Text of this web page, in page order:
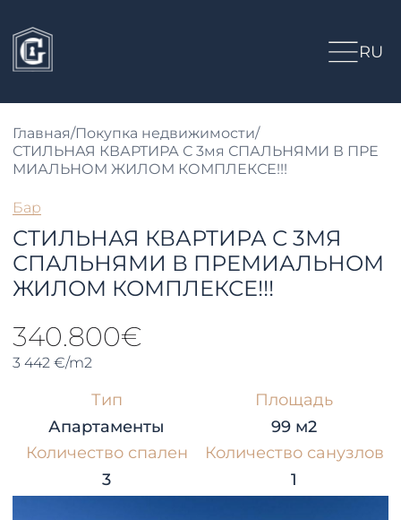
RU
Главная/Покупка недвижимости/
СТИЛЬНАЯ КВАРТИРА С 3мя СПАЛЬНЯМИ В ПРЕ
МИАЛЬНОМ ЖИЛОМ КОМПЛЕКСЕ!!!
Бар
СТИЛЬНАЯ КВАРТИРА С 3МЯ
СПАЛЬНЯМИ В ПРЕМИАЛЬНОМ
ЖИЛОМ КОМПЛЕКСЕ!!!
340.800€
3 442 €/m2
Тип
Апартаменты
Площадь
99 м2
Количество спален
3
Количество санузлов
1